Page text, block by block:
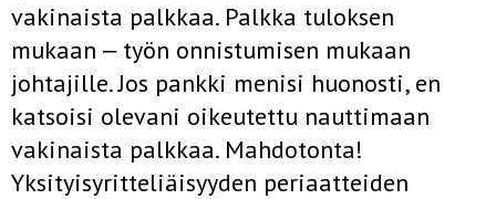
vakinaista palkkaa. Palkka tuloksen
mukaan ‒ työn onnistumisen mukaan
johtajille. Jos pankki menisi huonosti, en
katsoisi olevani oikeutettu nauttimaan
vakinaista palkkaa. Mahdotonta!
Yksityisyritteliäisyyden periaatteiden